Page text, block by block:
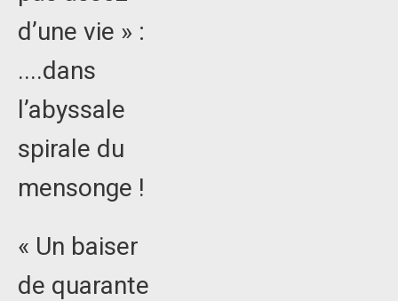
d’une vie » :
....dans
l’abyssale
spirale du
mensonge !
« Un baiser
de quarante